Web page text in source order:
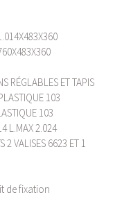
RÉGLABLES ET TAPIS
103
103
L.MAX 2.024
2 VALISES 6623 ET 1
de fixation